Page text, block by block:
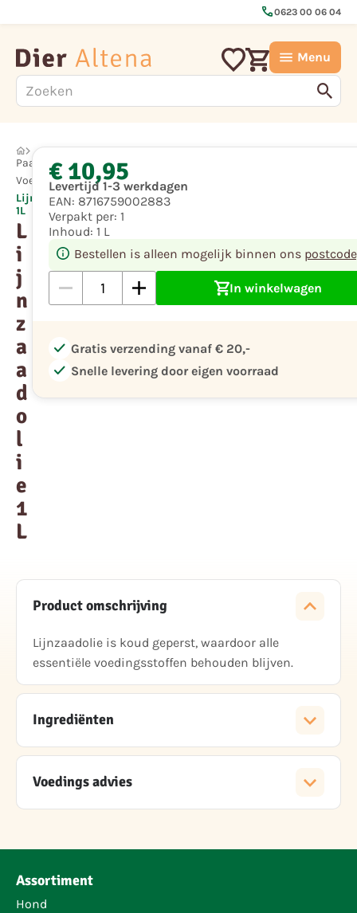
call0623 00 06 04
Menu
Paard
Voeding
Lijnzaadolie
1L
L
i
j
n
z
a
a
d
o
l
i
e
1
L
€ 10,95
Levertijd 1-3 werkdagen
EAN: 8716759002883
Verpakt per: 1
Inhoud: 1 L
Bestellen is alleen mogelijk binnen ons
In winkelwagen
check Gratis verzending vanaf € 20,-
check Snelle levering door eigen voorraad
Product omschrijving
Lijnzaadolie is koud geperst, waardoor alle
essentiële voedingsstoffen behouden blijven.
Ingrediënten
Voedings advies
Assortiment
Hond